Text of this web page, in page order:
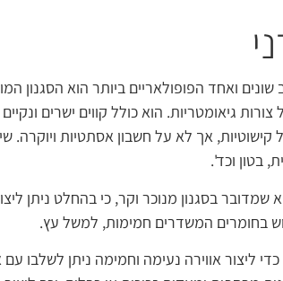
שונים ואחד הפופולאריים ביותר הוא הסגנון
גיאומטריות. הוא כולל קווים ישרים ונקיים
אך לא על חשבון אסתטיות ויוקרה.
בטון וכד'.
שמדובר בסגנון מנוכר וקר, כי בהחלט ניתן
בחומרים המשדרים חמימות, למשל עץ.
ליצור אווירה נעימה וחמימה ניתן לשלבו